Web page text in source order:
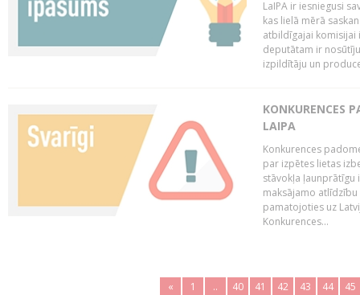
LaIPA ir iesniegusi
kas lielā mērā
atbildīgajai komisijai
deputātam ir
izpildītāju un
KONKURENCES
LAIPA
Konkurences
par izpētes lietas
stāvokļa ļaunprātīgu
maksājamo
pamatojoties uz
Konkurences...
« 1 .. 40 41 42 43 44 45